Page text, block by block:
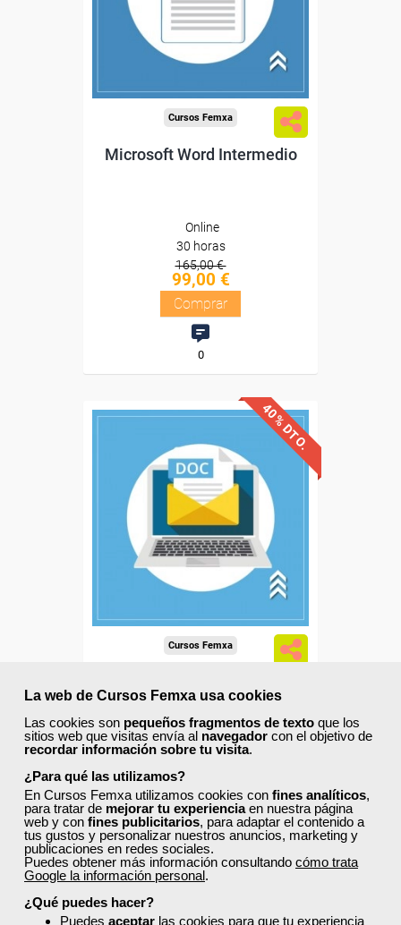
La web de Cursos Femxa usa cookies
Las cookies son pequeños fragmentos de texto que los
sitios web que visitas envía al navegador con el objetivo de
recordar información sobre tu visita.
¿Para qué las utilizamos?
En Cursos Femxa utilizamos cookies con fines analíticos,
para tratar de mejorar tu experienciaen nuestra página
web y con fines publicitarios, para adaptar el contenido a
tus gustos y personalizar nuestros anuncios, marketing y
publicaciones en redes sociales.
Puedes obtener más información consultando cómo trata
Google la información personal.
¿Qué puedes hacer?
Puedes aceptar las cookies para que tu experiencia
Diploma
Cursos Femxa
Microsoft Word Intermedio
Online
30 horas
165,00 €
99,00 €
Comprar
0
40% DTO.
Descuentos especiales
Sin requisitos de acceso
Diploma
Cursos Femxa
Online
30 horas
195,00 €
117,00 €
Comprar
0